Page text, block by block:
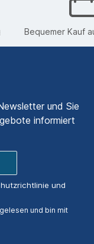
Bequemer Kauf
und Sie
informiert
und
gelesen und bin mit